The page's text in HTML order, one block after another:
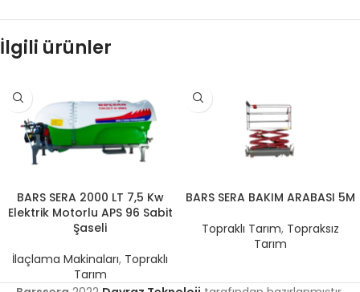
İlgili ürünler
BARS SERA 2000 LT 7,5 Kw
Elektrik Motorlu APS 96 Sabit
Şaseli
İlaçlama Makinaları, Topraklı
Tarım
BARS SERA BAKIM ARABASI 5M
Topraklı Tarım, Topraksız
Tarım